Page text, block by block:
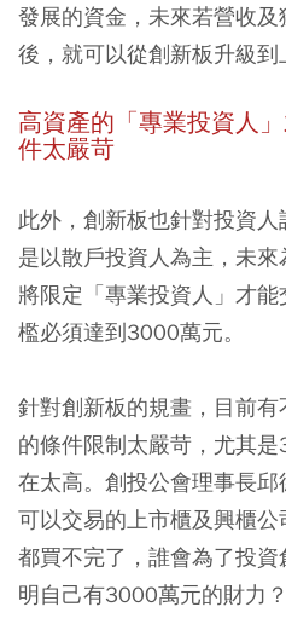
發展的資金，未來若營收
後，就可以從創新板升級到
高資產的「專業投資人
件太嚴苛
此外，創新板也針對投資
是以散戶投資人為主，未
將限定「專業投資人」才
檻必須達到3000萬元。
針對創新板的規畫，目前
的條件限制太嚴苛，尤其
在太高。創投公會理事長
可以交易的上市櫃及興櫃
都買不完了，誰會為了投
明自己有3000萬元的財力？